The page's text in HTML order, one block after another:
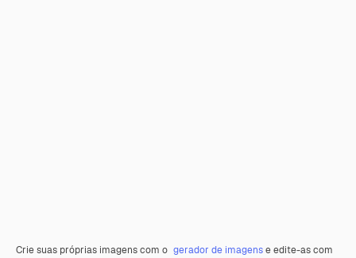
Crie suas próprias imagens com o gerador de imagense edite-as com